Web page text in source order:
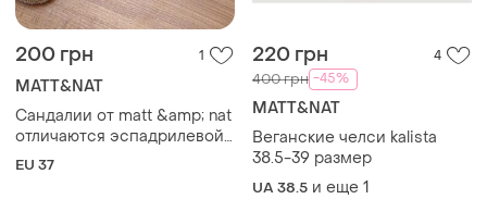
200 грн 1
MATT&NAT
Сандалии от matt &amp; nat
отличаются эспадрилевой
подошвой из джута и
EU 37
220 грн 4
400 грн -45%
MATT&NAT
Веганские челси kalista
38.5-39 размер
UA 38.5 и еще 1